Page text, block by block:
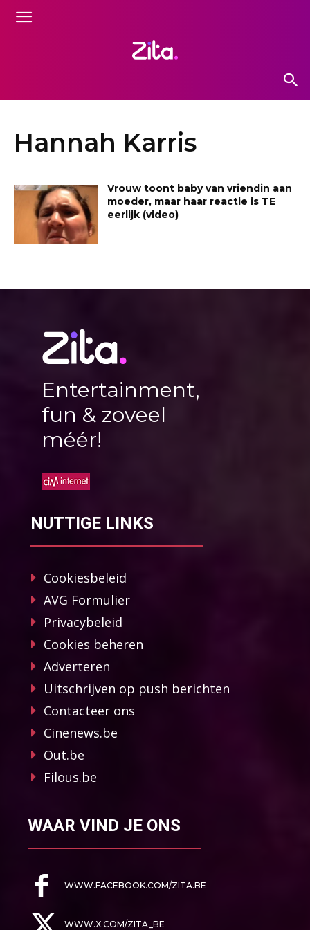
Hannah Karris
Vrouw toont baby van vriendin aan
moeder, maar haar reactie is TE
eerlijk (video)
Entertainment,
fun & zoveel
méér!
NUTTIGE LINKS
Cookiesbeleid
AVG Formulier
Privacybeleid
Cookies beheren
Adverteren
Uitschrijven op push berichten
Contacteer ons
Cinenews.be
Out.be
Filous.be
WAAR VIND JE ONS
WWW.FACEBOOK.COM/ZITA.BE
WWW.X.COM/ZITA_BE